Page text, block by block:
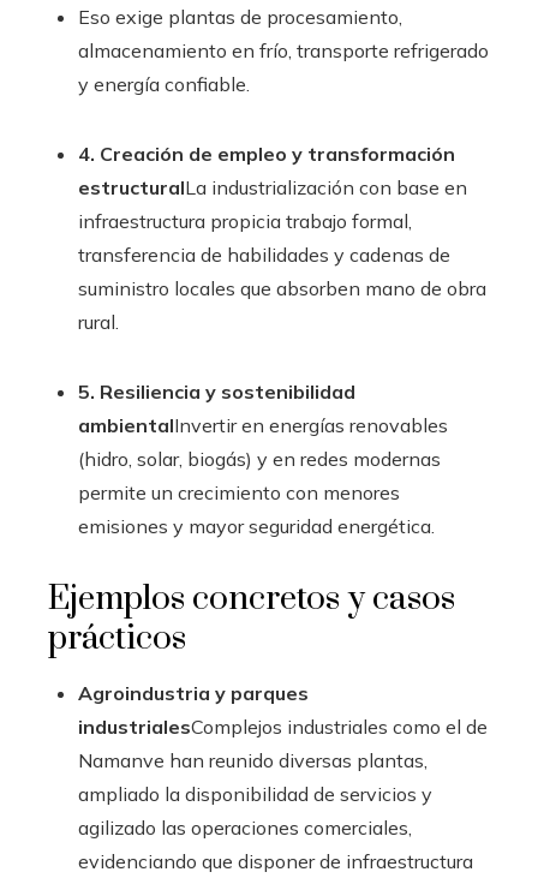
Eso exige plantas de procesamiento,
almacenamiento en frío, transporte refrigerado
y energía confiable.
4. Creación de empleo y transformación
estructuralLa industrialización con base en
infraestructura propicia trabajo formal,
transferencia de habilidades y cadenas de
suministro locales que absorben mano de obra
rural.
5. Resiliencia y sostenibilidad
ambientalInvertir en energías renovables
(hidro, solar, biogás) y en redes modernas
permite un crecimiento con menores
emisiones y mayor seguridad energética.
Ejemplos concretos y casos
prácticos
Agroindustria y parques
industrialesComplejos industriales como el de
Namanve han reunido diversas plantas,
ampliado la disponibilidad de servicios y
agilizado las operaciones comerciales,
evidenciando que disponer de infraestructura